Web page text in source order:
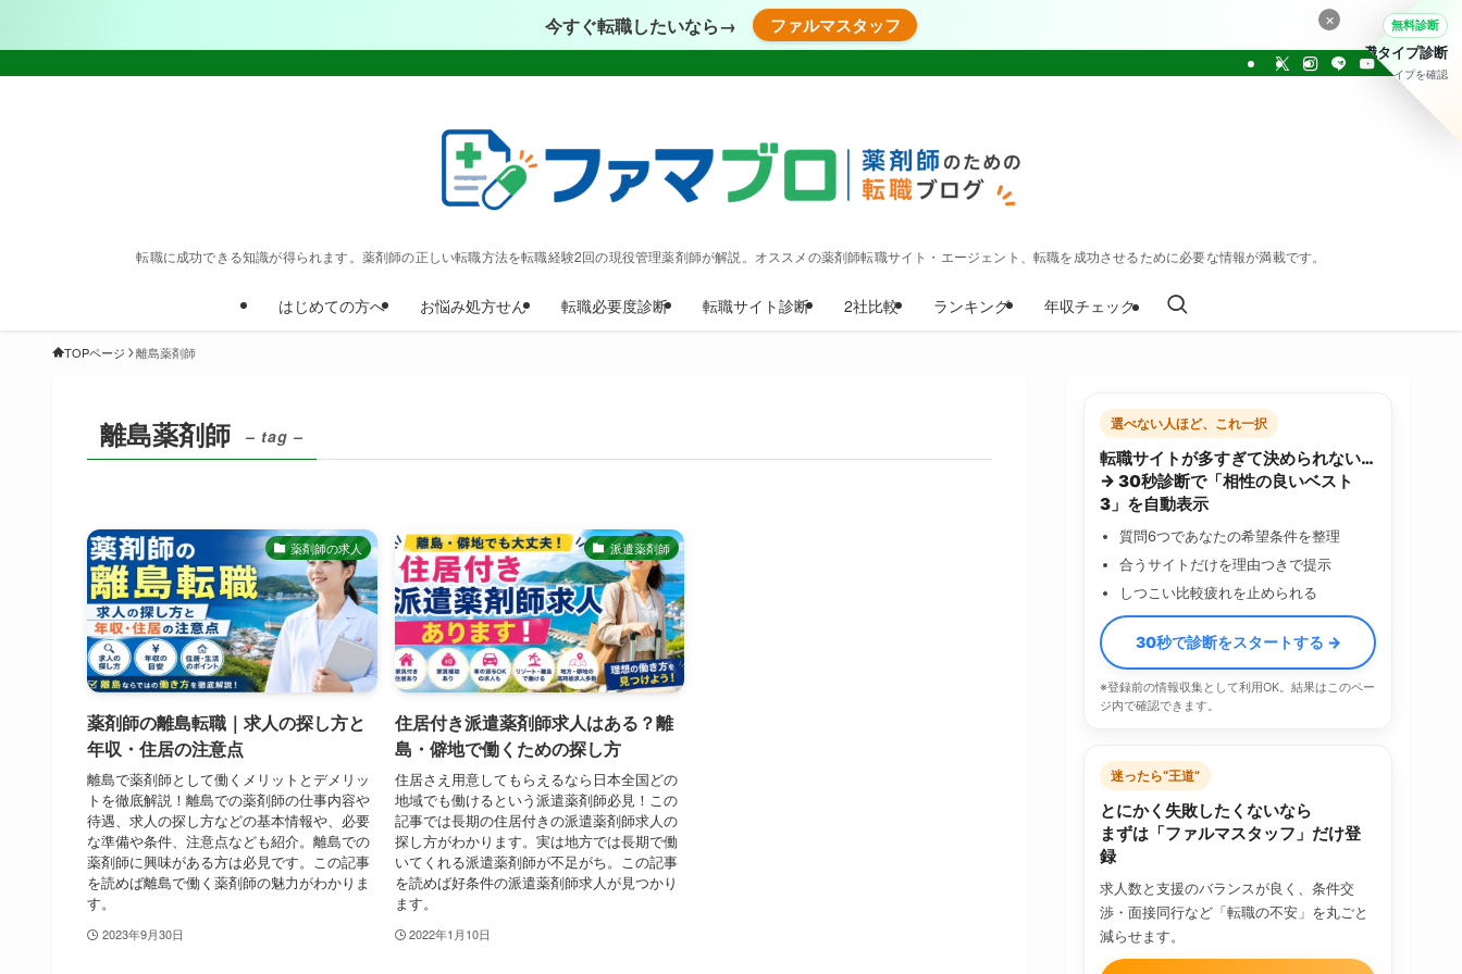
今すぐ転職したいなら→ ファルマスタッフ
転職に成功できる知識が得られます。薬剤師の正しい転職方法を転職経験2回の現役管理薬剤師が解説。オススメの薬剤師転職サイト・エージェント、転職を成功させるために必要な情報が満載です。
はじめての方へ お悩み処方せん 転職必要度診断 転職サイト診断 2社比較 ランキング 年収チェック
TOPページ 離島薬剤師
離島薬剤師 – tag –
薬剤師の求人
薬剤師の離島転職｜求人の探し方と
年収・住居の注意点
離島で薬剤師として働くメリットとデメリッ
トを徹底解説！離島での薬剤師の仕事内容や
待遇、求人の探し方などの基本情報や、必要
な準備や条件、注意点なども紹介。離島での
薬剤師に興味がある方は必見です。この記事
を読めば離島で働く薬剤師の魅力がわかりま
す。
2023年9月30日
派遣薬剤師
住居付き派遣薬剤師求人はある？離
島・僻地で働くための探し方
住居さえ用意してもらえるなら日本全国どの
地域でも働けるという派遣薬剤師必見！この
記事では長期の住居付きの派遣薬剤師求人の
探し方がわかります。実は地方では長期で働
いてくれる派遣薬剤師が不足がち。この記事
を読めば好条件の派遣薬剤師求人が見つかり
ます。
2022年1月10日
選べない人ほど、これ一択
転職サイトが多すぎて決められない…
→ 30秒診断で「相性の良いベスト
3」を自動表示
質問6つであなたの希望条件を整理
合うサイトだけを理由つきで提示
しつこい比較疲れを止められる
30秒で診断をスタートする →
※登録前の情報収集として利用OK。結果はこのペー
ジ内で確認できます。
迷ったら“王道”
とにかく失敗したくないなら
まずは「ファルマスタッフ」だけ登
録
求人数と支援のバランスが良く、条件交
渉・面接同行など「転職の不安」を丸ごと
減らせます。
× 無料診断
転職タイプ診断
30問でタイプを確認